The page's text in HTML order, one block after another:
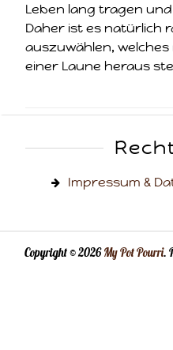
Leben lang tragen
Daher ist es natürlich
auszuwählen,
einer Laune heraus
Impressum &
Copyright © 2026My Pot Pourri.